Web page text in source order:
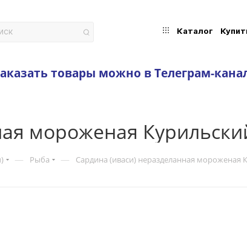
Каталог
товары можно в Телеграм-
мороженая
— Рыба — Сардина (иваси) неразделанная мороженая